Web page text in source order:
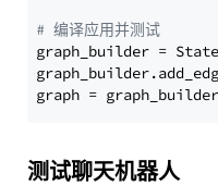
# 编译应用并测试
graph_builder =
graph =
测试聊天机器人